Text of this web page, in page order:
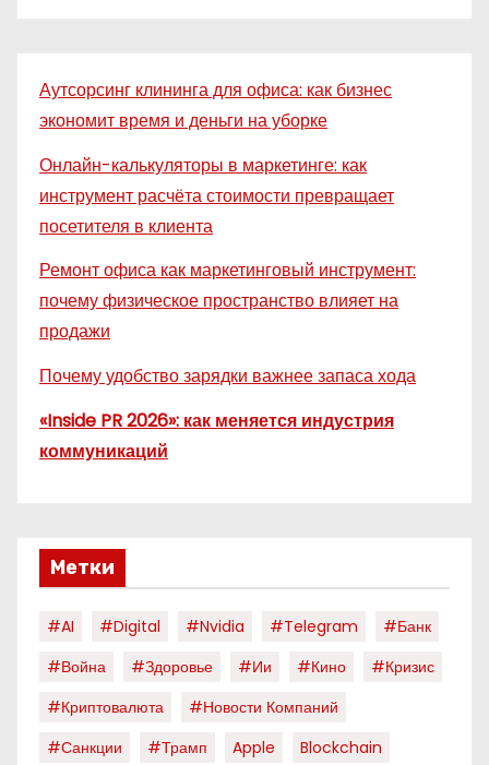
Аутсорсинг клининга для офиса: как бизнес
экономит время и деньги на уборке
Онлайн-калькуляторы в маркетинге: как
инструмент расчёта стоимости превращает
посетителя в клиента
Ремонт офиса как маркетинговый инструмент:
почему физическое пространство влияет на
продажи
Почему удобство зарядки важнее запаса хода
«Inside PR 2026»: как меняется индустрия
коммуникаций
Метки
#AI #digital #nvidia #telegram
#банк
#война
#здоровье #ии #кино
#кризис
#криптовалюта
#новости Компаний
#санкции
#трамп Apple
Blockchain